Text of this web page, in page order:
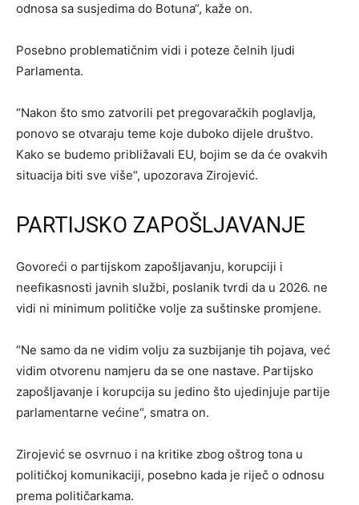
odnosa sa susjedima do Botuna“, kaže on.
Posebno problematičnim vidi i poteze čelnih ljudi
Parlamenta.
“Nakon što smo zatvorili pet pregovaračkih poglavlja,
ponovo se otvaraju teme koje duboko dijele društvo.
Kako se budemo približavali EU, bojim se da će ovakvih
situacija biti sve više“, upozorava Zirojević.
PARTIJSKO ZAPOŠLJAVANJE
Govoreći o partijskom zapošljavanju, korupciji i
neefikasnosti javnih službi, poslanik tvrdi da u 2026. ne
vidi ni minimum političke volje za suštinske promjene.
“Ne samo da ne vidim volju za suzbijanje tih pojava, već
vidim otvorenu namjeru da se one nastave. Partijsko
zapošljavanje i korupcija su jedino što ujedinjuje partije
parlamentarne većine“, smatra on.
Zirojević se osvrnuo i na kritike zbog oštrog tona u
političkoj komunikaciji, posebno kada je riječ o odnosu
prema političarkama.